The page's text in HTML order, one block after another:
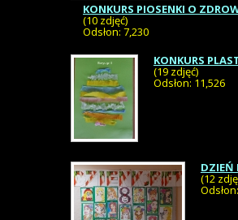
KONKURS PIOSENKI O
(10 zdjęć)
Odsłon: 7,230
KONKURS
(19 zdjęć)
Odsłon: 11,526
DZIEŃ
(12